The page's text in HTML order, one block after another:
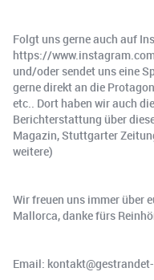
Folgt uns gerne auch auf
https://
und/oder sendet uns eine
gerne direkt an die
etc.. Dort haben wir auch
Berichterstattung über
Magazin, Stuttgarter
weitere)
Wir freuen uns immer über
Mallorca, danke fürs
Email: